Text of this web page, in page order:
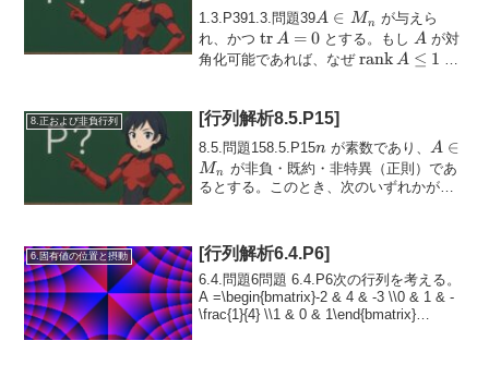
1.3.P391.3.問題39A
\in
M_n
A ∈ Mn が与えら
れ、かつ\mathrm{tr}\,A
= 0
tr A = 0 とする。もしA
A が対
角化可能であれば、なぜrank A ≤ 1 と
8.正および非負行列 [行列解析8.5.P15]
8.5.問題158.5.P15n
n が素数であり、 A
\in
M_n
A ∈
Mn が非負・既約・非特異（正則）であ
るとする。このとき、次のいずれかが成
6.固有値の位置と摂動 [行列解析6.4.P6]
6.4.問題6問題 6.4.P6次の行列を考える。
A =\begin{bmatrix}-2 & 4 & -3 \\0 & 1 & -
\frac{1}{4} \\1 & 0 & 1\end{bmatrix}